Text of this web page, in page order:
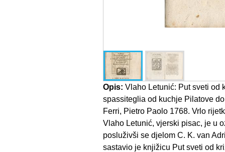
Opis: Vlaho Letunić: Put sveti od
spassiteglia od kuchje Pilatove
Ferri, Pietro Paolo 1768. Vrlo
Vlaho Letunić, vjerski pisac, je u
posluživši se djelom C. K. van
sastavio je knjižicu Put sveti od